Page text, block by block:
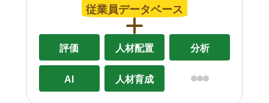
従業員データベース
評価 人材配置 分析
AI 人材育成